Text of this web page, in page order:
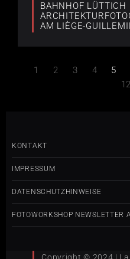
BAHNHOF LÜTTICH
AM LIÈGE-
1 2 3 4 5
12
KONTAKT
IMPRESSUM
DATENSCHUTZHINWEISE
FOTOWORKSHOP NEWSLETTER